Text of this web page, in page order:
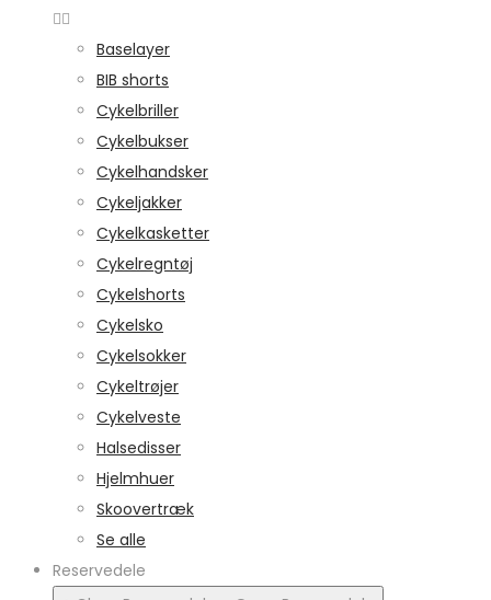
Baselayer
BIB shorts
Cykelbriller
Cykelbukser
Cykelhandsker
Cykeljakker
Cykelkasketter
Cykelregntøj
Cykelshorts
Cykelsko
Cykelsokker
Cykeltrøjer
Cykelveste
Halsedisser
Hjelmhuer
Skoovertræk
Se alle
Reservedele